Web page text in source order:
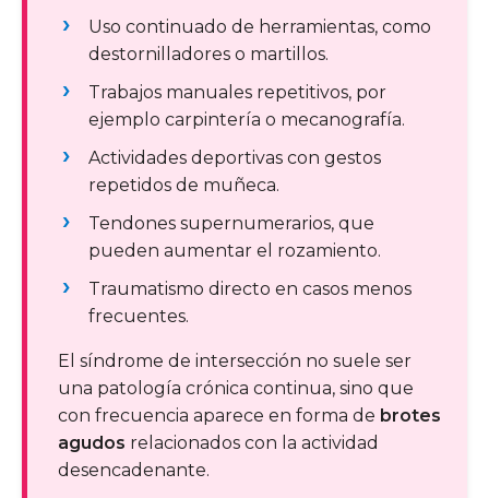
Uso continuado de herramientas, como
destornilladores o martillos.
Trabajos manuales repetitivos, por
ejemplo carpintería o mecanografía.
Actividades deportivas con gestos
repetidos de muñeca.
Tendones supernumerarios, que
pueden aumentar el rozamiento.
Traumatismo directo en casos menos
frecuentes.
El síndrome de intersección no suele ser
una patología crónica continua, sino que
con frecuencia aparece en forma de brotes
agudos relacionados con la actividad
desencadenante.